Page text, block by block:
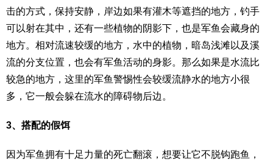
击的方式，保持安静，岸边如果有灌木等遮挡的地方，钓手
可以射在其中，还有一些植物的阴影下，也是军鱼会藏身的
地方。相对流速较缓的地方，水中的植物，暗岛浅滩以及溪
流的分支位置，也会有军鱼活动的身影。那么如果是水流比
较急的地方，这里的军鱼警惕性会较缓流静水的地方小很
多，它一般会躲在流水的障碍物后边。
3、搭配的假饵
因为军鱼拥有十足力量的死亡翻滚，想要让它不脱钩跑鱼，